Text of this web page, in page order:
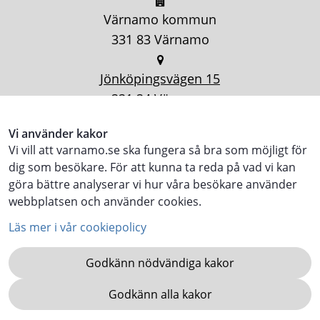
Vi använder kakor
Vi vill att varnamo.se ska fungera så bra som möjligt för
dig som besökare. För att kunna ta reda på vad vi kan
göra bättre analyserar vi hur våra besökare använder
webbplatsen och använder cookies.
Läs mer i vår cookiepolicy
Godkänn nödvändiga kakor
Godkänn alla kakor
Värnamo kommun
331 83 Värnamo
Jönköpingsvägen 15
331 34 Värnamo